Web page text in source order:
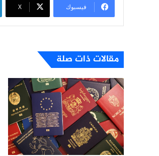
فيسبوك X
مقالات ذات صلة